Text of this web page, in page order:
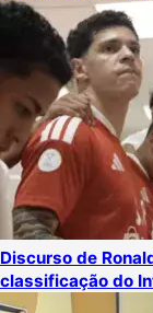
Discurso de
classificação do